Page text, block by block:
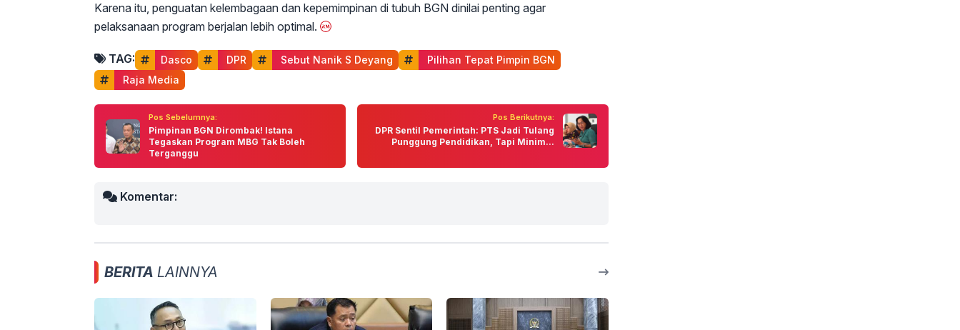
Karena itu, penguatan kelembagaan dan kepemimpinan di tubuh BGN dinilai penting agar
pelaksanaan program berjalan lebih optimal.
TAG: Dasco DPR Sebut Nanik S Deyang
Pilihan Tepat Pimpin BGN
Raja Media
Pos Sebelumnya:
Pimpinan BGN Dirombak! Istana
Tegaskan Program MBG Tak Boleh
Terganggu
Pos Berikutnya:
DPR Sentil Pemerintah: PTS Jadi Tulang
Punggung Pendidikan, Tapi Minim...
Komentar:
BERITA LAINNYA